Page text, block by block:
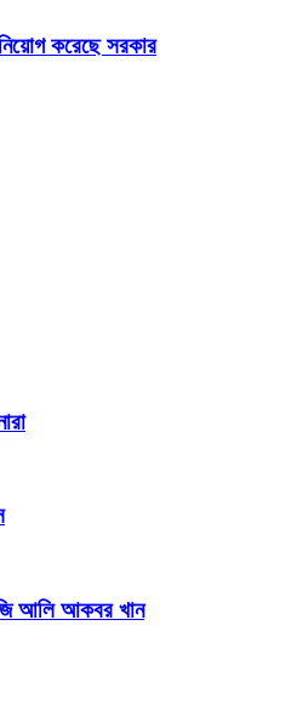
নিয়োগ করেছে সরকার
আলি আকবর খান